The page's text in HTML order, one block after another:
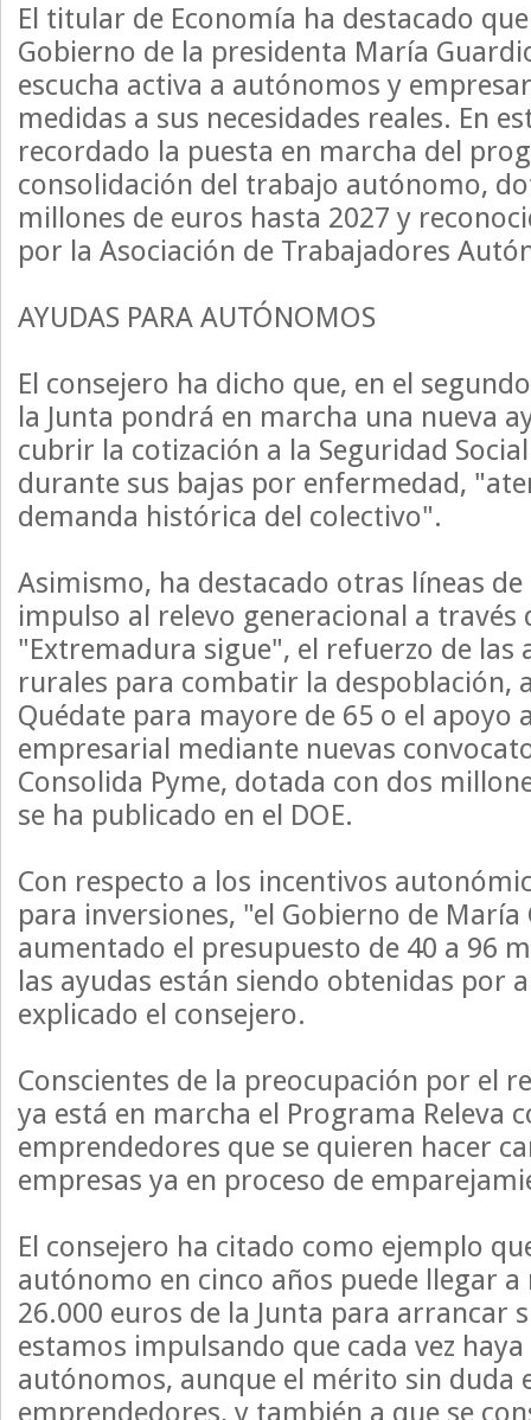
El titular de Economía ha destacado
Gobierno de la presidenta María
escucha activa a autónomos y
medidas a sus necesidades reales. En
recordado la puesta en marcha del
consolidación del trabajo autónomo,
millones de euros hasta 2027 y
por la Asociación de Trabajadores
AYUDAS PARA AUTÓNOMOS
El consejero ha dicho que, en el
la Junta pondrá en marcha una nueva
cubrir la cotización a la Seguridad
durante sus bajas por enfermedad,
demanda histórica del colectivo".
Asimismo, ha destacado otras líneas
impulso al relevo generacional a
"Extremadura sigue", el refuerzo de las
rurales para combatir la despoblación,
Quédate para mayore de 65 o el apoyo
empresarial mediante nuevas
Consolida Pyme, dotada con dos
se ha publicado en el DOE.
Con respecto a los incentivos
para inversiones, "el Gobierno de
aumentado el presupuesto de 40 a 96
las ayudas están siendo obtenidas por
explicado el consejero.
Conscientes de la preocupación por el
ya está en marcha el Programa Releva
emprendedores que se quieren hacer
empresas ya en proceso de
El consejero ha citado como ejemplo
autónomo en cinco años puede llegar
26.000 euros de la Junta para arrancar
estamos impulsando que cada vez
autónomos, aunque el mérito sin duda
emprendedores, y también a que se